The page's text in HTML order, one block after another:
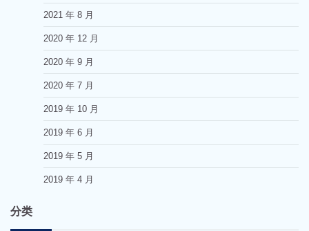
2021 年 8 月
2020 年 12 月
2020 年 9 月
2020 年 7 月
2019 年 10 月
2019 年 6 月
2019 年 5 月
2019 年 4 月
分类